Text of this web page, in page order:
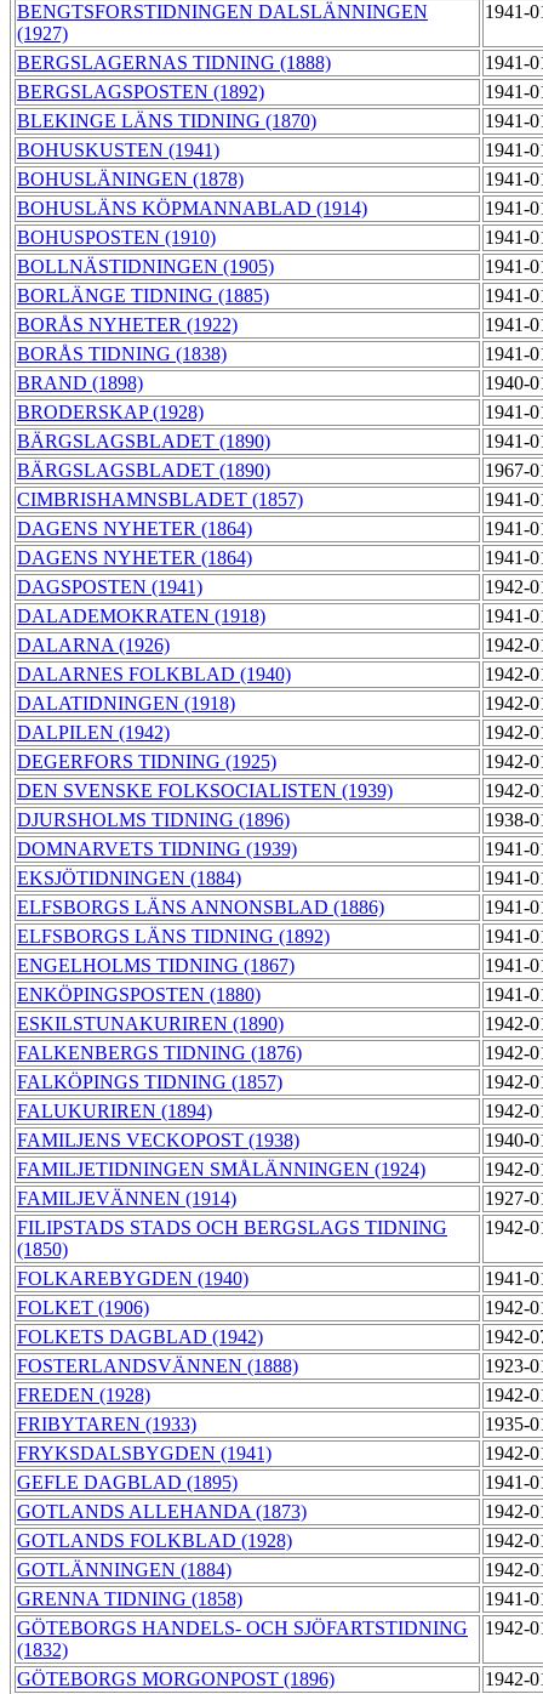
BENGTSFORSTIDNINGEN DALSLÄNNINGEN
(1927)
1941-
BERGSLAGERNAS TIDNING (1888)
1941-
BERGSLAGSPOSTEN (1892)
1941-
BLEKINGE LÄNS TIDNING (1870)
1941-
BOHUSKUSTEN (1941)
1941-
BOHUSLÄNINGEN (1878)
1941-
BOHUSLÄNS KÖPMANNABLAD (1914)
1941-
BOHUSPOSTEN (1910)
1941-
BOLLNÄSTIDNINGEN (1905)
1941-
BORLÄNGE TIDNING (1885)
1941-
BORÅS NYHETER (1922)
1941-
BORÅS TIDNING (1838)
1941-
BRAND (1898)
1940-
BRODERSKAP (1928)
1941-
BÄRGSLAGSBLADET (1890)
1941-
BÄRGSLAGSBLADET (1890)
1967-
CIMBRISHAMNSBLADET (1857)
1941-
DAGENS NYHETER (1864)
1941-
DAGENS NYHETER (1864)
1941-
DAGSPOSTEN (1941)
1942-
DALADEMOKRATEN (1918)
1941-
DALARNA (1926)
1942-
DALARNES FOLKBLAD (1940)
1942-
DALATIDNINGEN (1918)
1942-
DALPILEN (1942)
1942-
DEGERFORS TIDNING (1925)
1942-
DEN SVENSKE FOLKSOCIALISTEN (1939)
1942-
DJURSHOLMS TIDNING (1896)
1938-
DOMNARVETS TIDNING (1939)
1941-
EKSJÖTIDNINGEN (1884)
1941-
ELFSBORGS LÄNS ANNONSBLAD (1886)
1941-
ELFSBORGS LÄNS TIDNING (1892)
1941-
ENGELHOLMS TIDNING (1867)
1941-
ENKÖPINGSPOSTEN (1880)
1941-
ESKILSTUNAKURIREN (1890)
1942-
FALKENBERGS TIDNING (1876)
1942-
FALKÖPINGS TIDNING (1857)
1942-
FALUKURIREN (1894)
1942-
FAMILJENS VECKOPOST (1938)
1940-
FAMILJETIDNINGEN SMÅLÄNNINGEN (1924)
1942-
FAMILJEVÄNNEN (1914)
1927-
FILIPSTADS STADS OCH BERGSLAGS TIDNING
(1850)
1942-
FOLKAREBYGDEN (1940)
1941-
FOLKET (1906)
1942-
FOLKETS DAGBLAD (1942)
1942-
FOSTERLANDSVÄNNEN (1888)
1923-
FREDEN (1928)
1942-
FRIBYTAREN (1933)
1935-
FRYKSDALSBYGDEN (1941)
1942-
GEFLE DAGBLAD (1895)
1941-
GOTLANDS ALLEHANDA (1873)
1942-
GOTLANDS FOLKBLAD (1928)
1942-
GOTLÄNNINGEN (1884)
1942-
GRENNA TIDNING (1858)
1941-
GÖTEBORGS HANDELS- OCH SJÖFARTSTIDNING
(1832)
1942-
GÖTEBORGS MORGONPOST (1896)
1942-